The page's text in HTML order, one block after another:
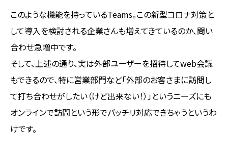
このような機能を持っているTeams。この新型コロナ対策と
して導入を検討される企業さんも増えてきているのか、問い
合わせ急増中です。
そして、上述の通り、実は外部ユーザーを招待してweb会議
もできるので、特に営業部門など「外部のお客さまに訪問し
て打ち合わせがしたい（けど出来ない！）」というニーズにも
オンラインで訪問という形でバッチリ対応できちゃうというわ
けです。